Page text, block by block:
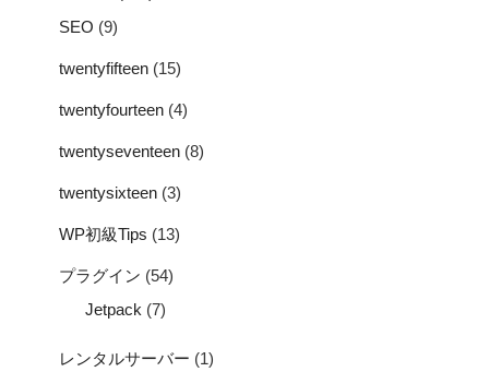
SEO (9)
twentyfifteen (15)
twentyfourteen (4)
twentyseventeen (8)
twentysixteen (3)
WP初級Tips (13)
プラグイン (54)
Jetpack (7)
レンタルサーバー (1)